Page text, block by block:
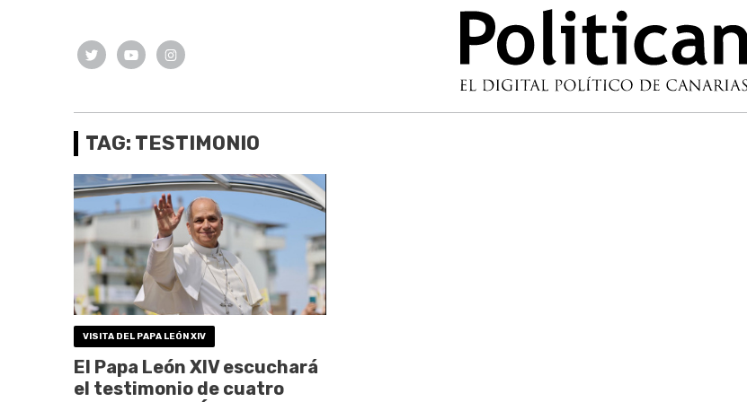
TAG: TESTIMONIO
VISITA DEL PAPA LEÓN XIV
El Papa León XIV escuchará
el testimonio de cuatro